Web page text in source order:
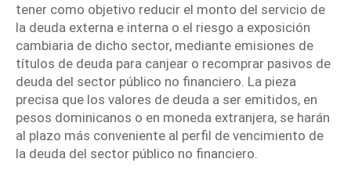
tener como objetivo reducir el monto del servicio de
la deuda externa e interna o el riesgo a exposición
cambiaria de dicho sector, mediante emisiones de
títulos de deuda para canjear o recomprar pasivos de
deuda del sector público no financiero. La pieza
precisa que los valores de deuda a ser emitidos, en
pesos dominicanos o en moneda extranjera, se harán
al plazo más conveniente al perfil de vencimiento de
la deuda del sector público no financiero.